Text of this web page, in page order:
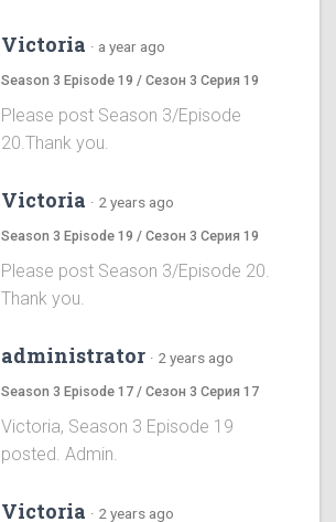
Victoria · a year ago
Season 3 Episode 19 / Сезон 3 Серия 19
Please post Season 3/Episode
20.Thank you.
Victoria · 2 years ago
Season 3 Episode 19 / Сезон 3 Серия 19
Please post Season 3/Episode 20.
Thank you.
administrator · 2 years ago
Season 3 Episode 17 / Сезон 3 Серия 17
Victoria, Season 3 Episode 19
posted. Admin.
Victoria · 2 years ago